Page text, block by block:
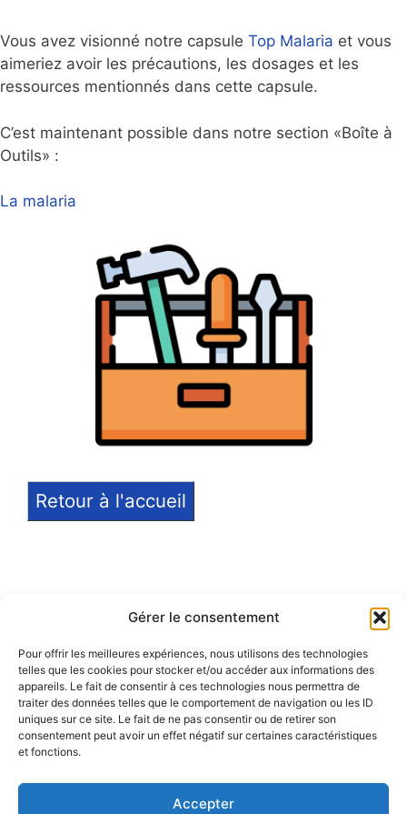
Gérer le consentement
Pour offrir les meilleures expériences, nous utilisons des technologies
telles que les cookies pour stocker et/ou accéder aux informations des
appareils. Le fait de consentir à ces technologies nous permettra de
traiter des données telles que le comportement de navigation ou les ID
uniques sur ce site. Le fait de ne pas consentir ou de retirer son
consentement peut avoir un effet négatif sur certaines caractéristiques
et fonctions.
Accepter
Vous avez visionné notre capsule Top Malaria et vous
aimeriez avoir les précautions, les dosages et les
ressources mentionnés dans cette capsule.
C’est maintenant possible dans notre section «Boîte à
Outils» :
La malaria
Retour à l'accueil
Notice légale
Politique de confidentialité
Politique de remboursement